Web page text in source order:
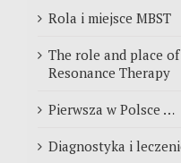
Rola i miejsce MBST
The role and place
Resonance Therapy
Pierwsza w Polsce …
Diagnostyka i